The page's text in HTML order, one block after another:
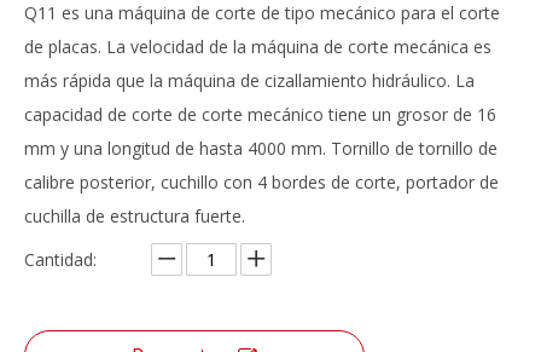
Q11 es una máquina de corte de tipo mecánico para el corte
de placas. La velocidad de la máquina de corte mecánica es
más rápida que la máquina de cizallamiento hidráulico. La
capacidad de corte de corte mecánico tiene un grosor de 16
mm y una longitud de hasta 4000 mm. Tornillo de tornillo de
calibre posterior, cuchillo con 4 bordes de corte, portador de
cuchilla de estructura fuerte.
Cantidad: